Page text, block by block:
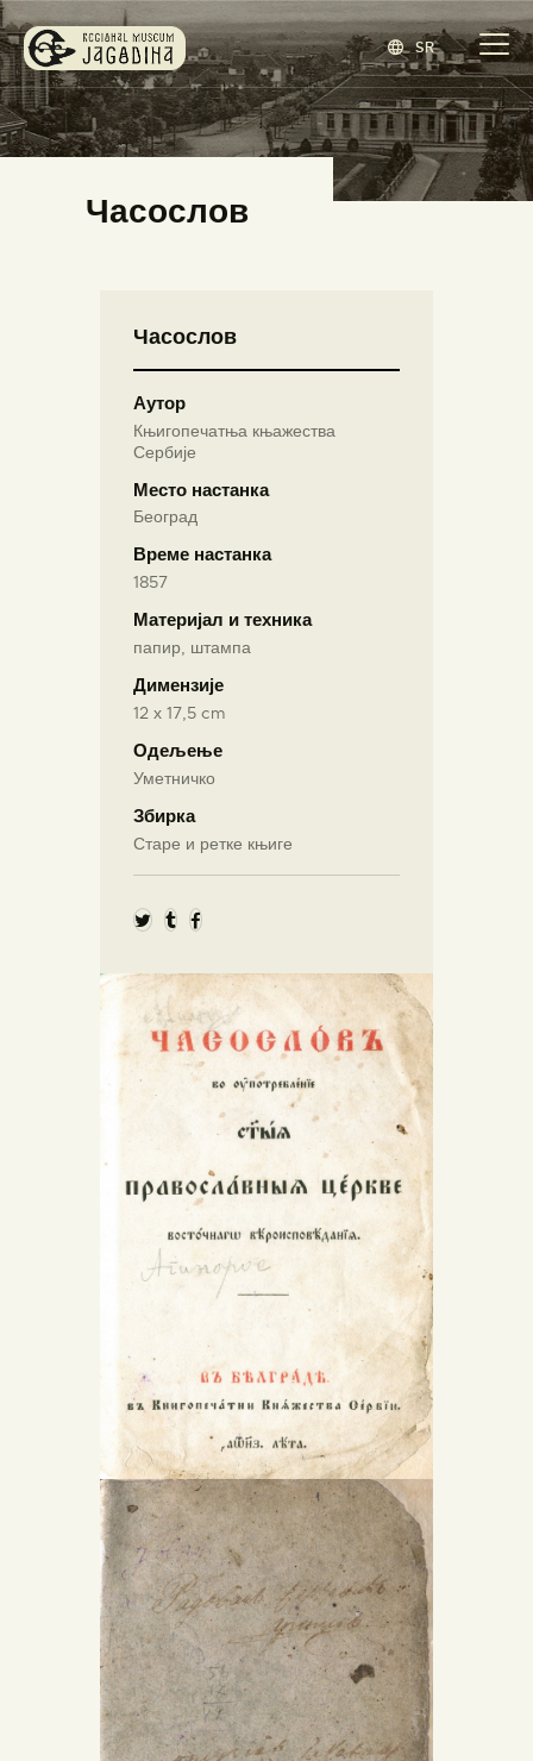
SR
Часослов
ЗАВИЧАЈНИ МУЗЕЈ ЈАГОДИНА
www.jagodina.museum
ЗБИРКЕ
ИЗДАВАШТВО
БЛОГ
НАШ МУЗЕЈ
ENGLISH
Часослов
Аутор
Књигопечатња књажества
Сербије
Место настанка
Београд
Време настанка
1857
Материјал и техника
папир, штампа
Димензије
12 х 17,5 cm
Одељење
Уметничко
Збирка
Старе и ретке књиге